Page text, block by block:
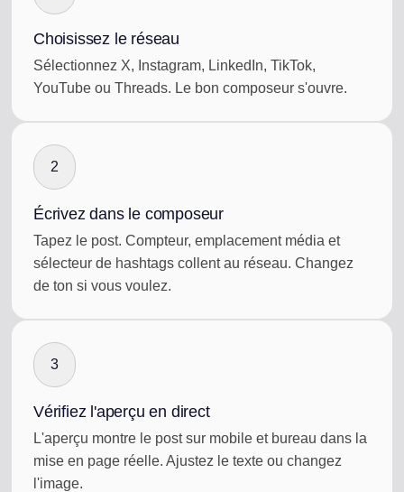
Choisissez le réseau
Sélectionnez X, Instagram, LinkedIn, TikTok,
YouTube ou Threads. Le bon composeur s'ouvre.
2
Écrivez dans le composeur
Tapez le post. Compteur, emplacement média et
sélecteur de hashtags collent au réseau. Changez
de ton si vous voulez.
3
Vérifiez l'aperçu en direct
L'aperçu montre le post sur mobile et bureau dans la
mise en page réelle. Ajustez le texte ou changez
l'image.